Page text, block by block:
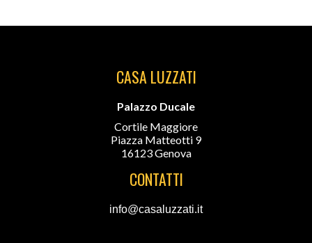
CASA LUZZATI
Palazzo Ducale
Cortile Maggiore
Piazza Matteotti 9
16123 Genova
CONTATTI
info@casaluzzati.it